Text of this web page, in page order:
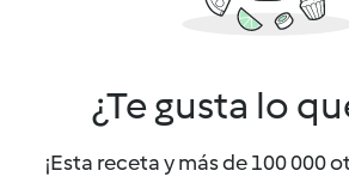
¿Te gusta lo
¡Esta receta y más de 100 000